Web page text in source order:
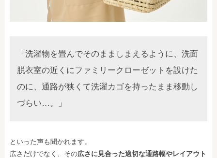
「洗濯物を畳んでそのまましまえるように、洗面
脱衣室の近くにファミリークローゼットを設けた
のに、通路が狭くて洗濯カゴを持ったまま移動し
づらい…。」
といった声も聞かれます。
広さだけでなく、その広さに見合った適切な通路幅やレイアウト